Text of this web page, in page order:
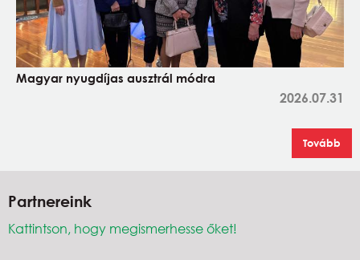
Magyar nyugdíjas ausztrál módra
2026.07.31
Tovább
Partnereink
Kattintson, hogy megismerhesse őket!